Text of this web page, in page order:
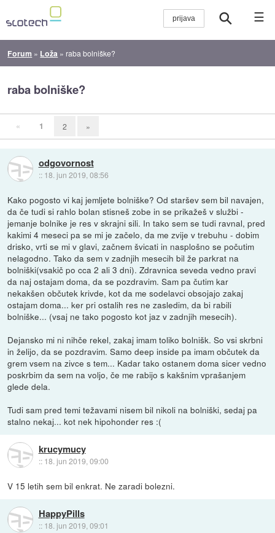
☰
Forum » Loža » raba bolniške?
raba bolniške?
« 1 2 »
odgovornost
:: 18. jun 2019, 08:56
Kako pogosto vi kaj jemljete bolniške? Od staršev sem bil navajen,
da če tudi si rahlo bolan stisneš zobe in se prikažeš v službi -
jemanje bolnike je res v skrajni sili. In tako sem se tudi ravnal, pred
kakimi 4 meseci pa se mi je začelo, da me zvije v trebuhu - dobim
drisko, vrti se mi v glavi, začnem švicati in nasplošno se počutim
nelagodno. Tako da sem v zadnjih mesecih bil že parkrat na
bolniški(vsakič po cca 2 ali 3 dni). Zdravnica seveda vedno pravi
da naj ostajam doma, da se pozdravim. Sam pa čutim kar
nekakšen občutek krivde, kot da me sodelavci obsojajo zakaj
ostajam doma... ker pri ostalih res ne zasledim, da bi rabili
bolniške... (vsaj ne tako pogosto kot jaz v zadnjih mesecih).
Dejansko mi ni nihče rekel, zakaj imam toliko bolnišk. So vsi skrbni
in želijo, da se pozdravim. Samo deep inside pa imam občutek da
grem vsem na zivce s tem... Kadar tako ostanem doma sicer vedno
poskrbim da sem na voljo, če me rabijo s kakšnim vprašanjem
glede dela.
Tudi sam pred temi težavami nisem bil nikoli na bolniški, sedaj pa
stalno nekaj... kot nek hipohonder res :(
krucymucy
:: 18. jun 2019, 09:00
V 15 letih sem bil enkrat. Ne zaradi bolezni.
HappyPills
:: 18. jun 2019, 09:01